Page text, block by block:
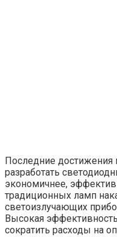
Последние
разработать
экономичнее,
традиционных ламп
светоизлучающих
Высокая
сократить расходы на